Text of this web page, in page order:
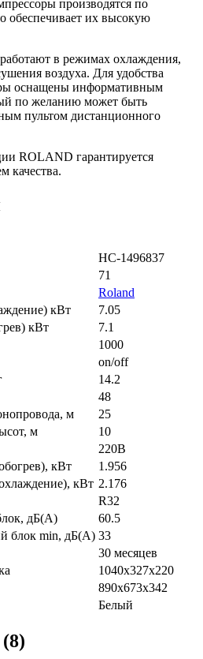
производятся по
обеспечивает их высокую
в режимах охлаждения,
воздуха. Для удобства
оснащены информативным
по желанию может быть
пультом дистанционного
ROLAND гарантируется
качества.
НС-1496837
71
Roland
кВт
7.05
кВт
7.1
1000
on/off
14.2
48
м
25
м
10
220В
кВт
1.956
кВт 2.176
R32
дБ(А)
60.5
блок min, дБ(А) 33
30 месяцев
1040x327x220
890x673x342
Белый